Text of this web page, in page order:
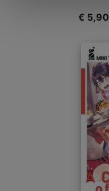
€ 5,90